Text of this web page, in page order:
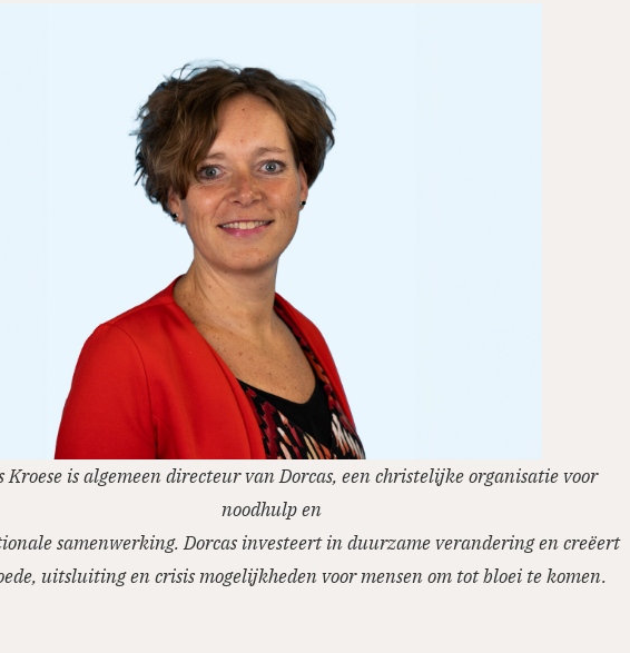
Kroese is algemeen directeur van Dorcas, een christelijke organisatie voor
noodhulp en
samenwerking. Dorcas investeert in duurzame verandering en creëert
uitsluiting en crisis mogelijkheden voor mensen om tot bloei te komen.